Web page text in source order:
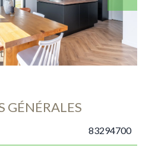
GÉNÉRALES
83294700